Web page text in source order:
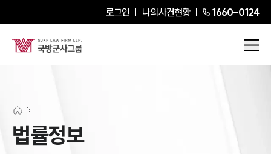
로그인 나의사건현황 1660-0124
법률정보